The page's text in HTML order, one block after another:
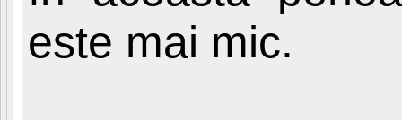
este mai mic.